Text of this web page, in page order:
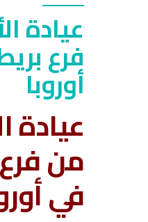
عيادة
فرع
أوروبا
عيادة
من
في